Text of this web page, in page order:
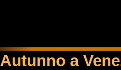
Autunno a